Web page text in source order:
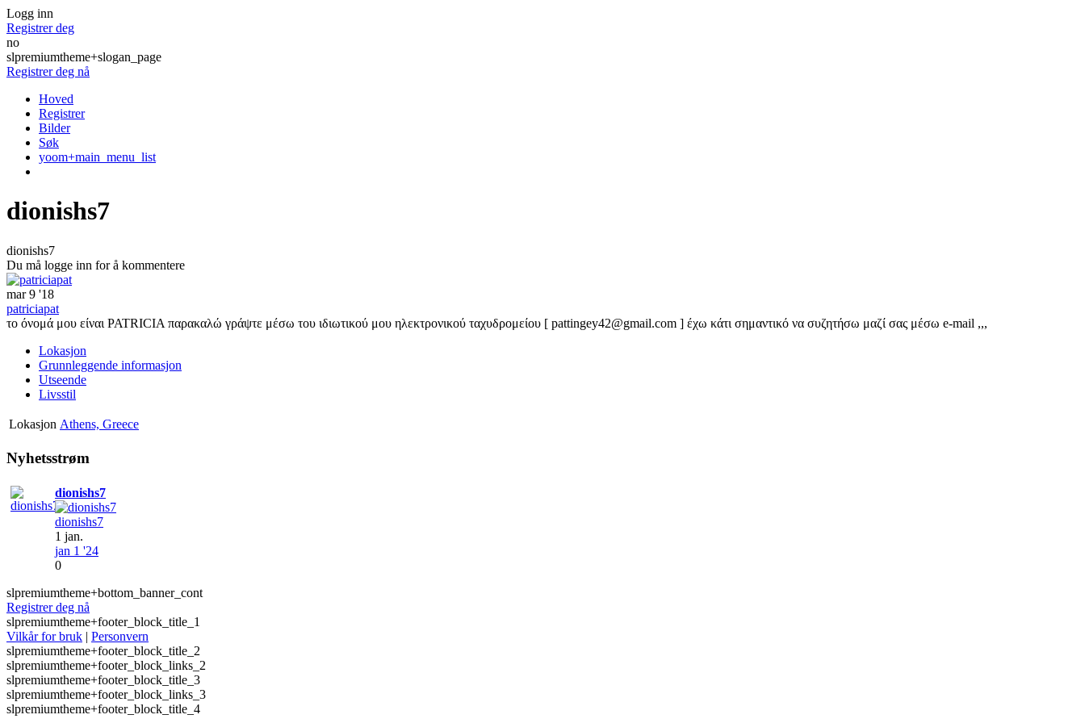
Logg inn
Registrer deg
no
slpremiumtheme+slogan_page
Registrer deg nå
Hoved
Registrer
Bilder
Søk
yoom+main_menu_list
dionishs7
dionishs7
Du må logge inn for å kommentere
mar 9 '18
patriciapat
το όνομά μου είναι PATRICIA παρακαλώ γράψτε μέσω του ιδιωτικού μου ηλεκτρονικού ταχυδρομείου [ pattingey42@gmail.com ] έχω κάτι σημαντικό να συζητήσω μαζί σας μέσω e-mail ,,,
Lokasjon
Grunnleggende informasjon
Utseende
Livsstil
Lokasjon Athens, Greece
Nyhetsstrøm
dionishs7
dionishs7
1 jan.
jan 1 '24
0
slpremiumtheme+bottom_banner_cont
Registrer deg nå
slpremiumtheme+footer_block_title_1
Vilkår for bruk | Personvern
slpremiumtheme+footer_block_title_2
slpremiumtheme+footer_block_links_2
slpremiumtheme+footer_block_title_3
slpremiumtheme+footer_block_links_3
slpremiumtheme+footer_block_title_4